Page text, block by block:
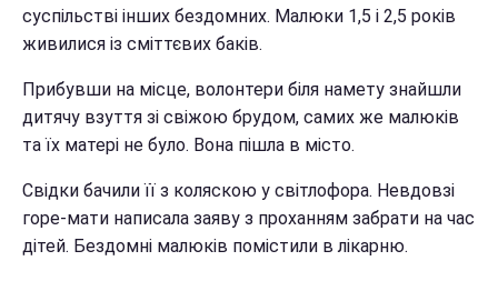
суспільстві інших бездомних. Малюки 1,5 і 2,5 років
живилися із сміттєвих баків.
Прибувши на місце, волонтери біля намету знайшли
дитячу взуття зі свіжою брудом, самих же малюків
та їх матері не було. Вона пішла в місто.
Свідки бачили її з коляскою у світлофора. Невдовзі
горе-мати написала заяву з проханням забрати на час
дітей. Бездомні малюків помістили в лікарню.